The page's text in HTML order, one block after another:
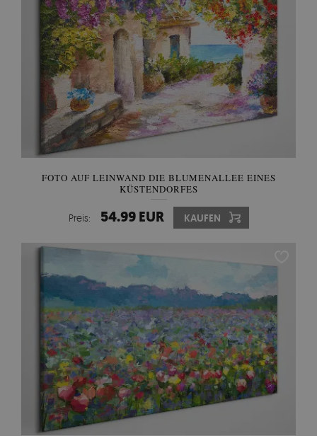
FOTO AUF LEINWAND DIE BLUMENALLEE EINES
KÜSTENDORFES
Preis: 54.99 EUR KAUFEN